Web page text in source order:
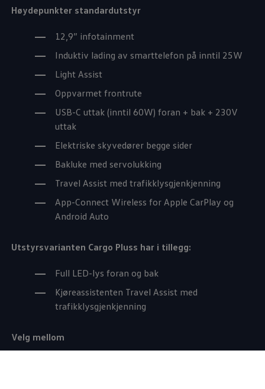
Høydepunkter standardutstyr
12,9” infotainment
Induktiv lading av smarttelefon på inntil 25W
Light Assist
Oppvarmet frontrute
USB-C uttak (inntil 60W) foran + bak + 230V
uttak
Elektriske skyvedører begge sider
Bakluke med servolukking
Travel Assist med trafikklysgjenkjenning
App-Connect Wireless for Apple CarPlay og
Android Auto
Utstyrsvarianten Cargo Pluss har i tillegg:
Full LED-lys foran og bak
Kjøreassistenten Travel Assist med
trafikklysgjenkjenning
Velg mellom